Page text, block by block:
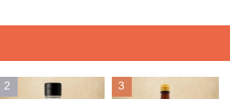
2 3